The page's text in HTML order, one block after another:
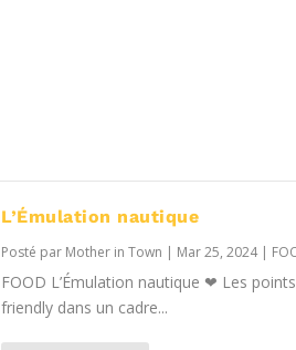
L’Émulation nautique
Posté par Mother in Town | Mar 25, 2024|
FOOD L’Émulation nautique ❤ Les
friendly dans un cadre...